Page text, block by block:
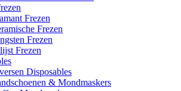
Frezen
Frezen
Frezen
Frezen
Disposables
& Mondmaskers